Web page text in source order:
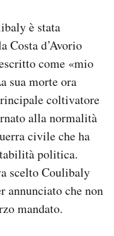
è stata
Costa d’Avorio
come «mio
sua morte ora
coltivatore
alla normalità
civile che ha
politica.
scelto Coulibaly
annunciato che non
mandato.